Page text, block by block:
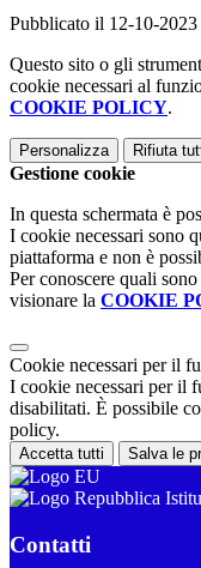
Pubblicato il 12-10-2023
Questo sito o gli
cookie necessari al
COOKIE POLICY.
Personalizza Rifiuta
Gestione cookie
In questa schermata è
I cookie necessari sono
piattaforma e non è
Per conoscere quali
visionare la COOKIE
Cookie necessari per il
I cookie necessari per il
disabilitati. È possibile
policy.
Accetta tutti Salva le
Contatti